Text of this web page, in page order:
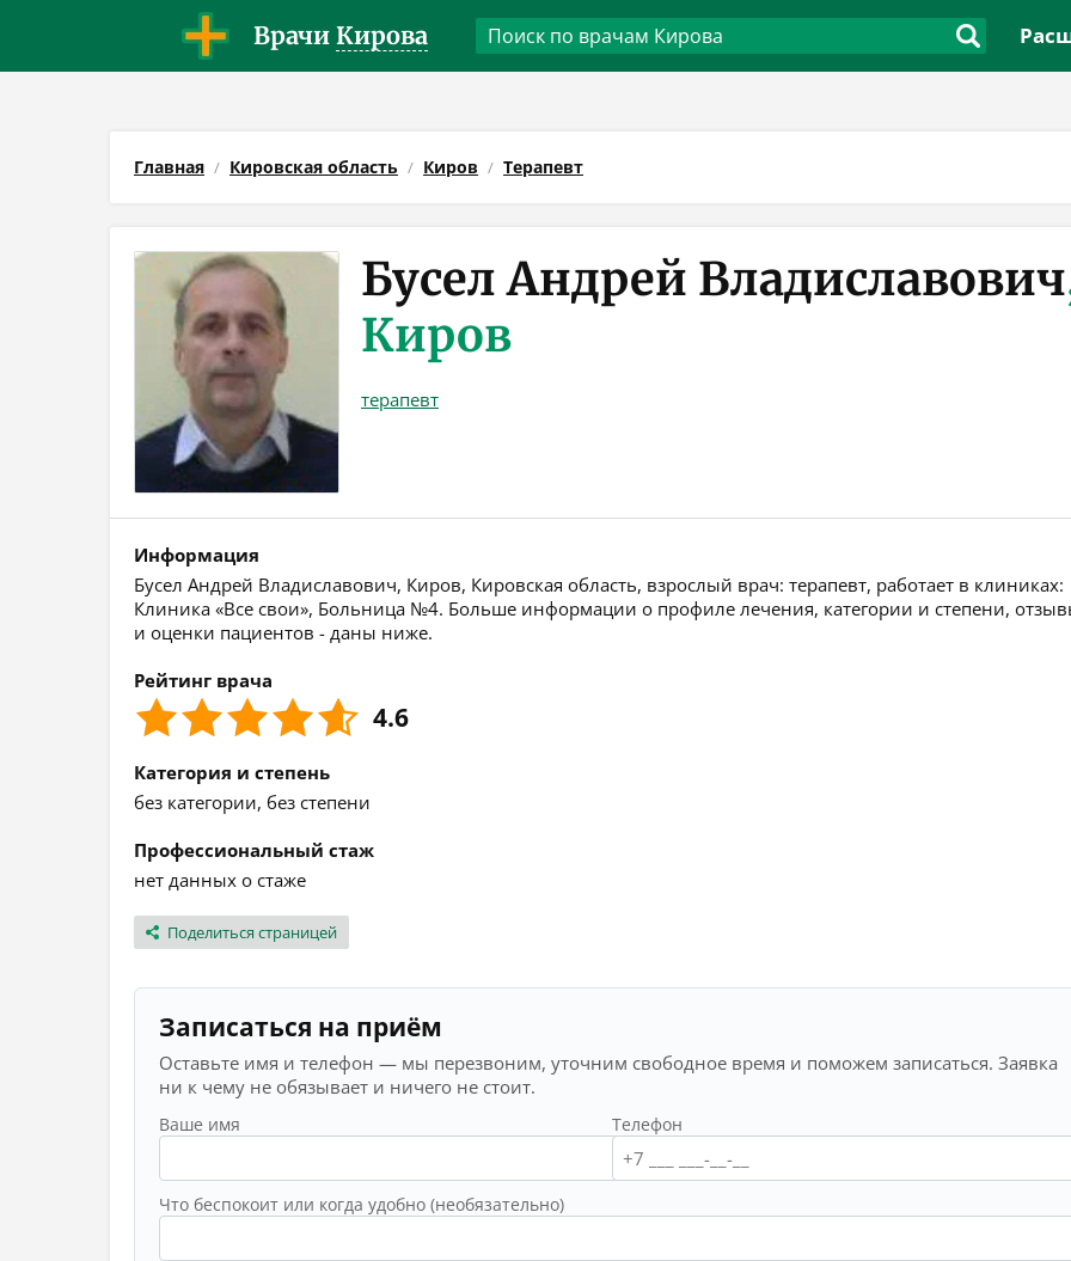
Врачи Кирова
Главная Кировская область Киров Терапевт
Бусел Андрей Владиславович
Киров
терапевт
Информация
Бусел Андрей Владиславович, Киров, Кировская область, взрослый врач: терапевт, работает в клиниках:
Клиника «Все свои», Больница №4. Больше информации о профиле лечения, категории и степени,
и оценки пациентов - даны ниже.
Рейтинг врача
4.6
Категория и степень
без категории, без степени
Профессиональный стаж
нет данных о стаже
Поделиться страницей
Записаться на приём
Оставьте имя и телефон — мы перезвоним, уточним свободное время и поможем записаться. Заявка
ни к чему не обязывает и ничего не стоит.
Ваше имя Телефон
Что беспокоит или когда удобно (необязательно)